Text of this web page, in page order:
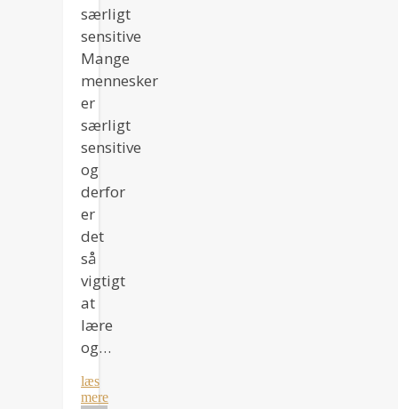
særligt
sensitive
Mange
mennesker
er
særligt
sensitive
og
derfor
er
det
så
vigtigt
at
lære
og…
læs
mere